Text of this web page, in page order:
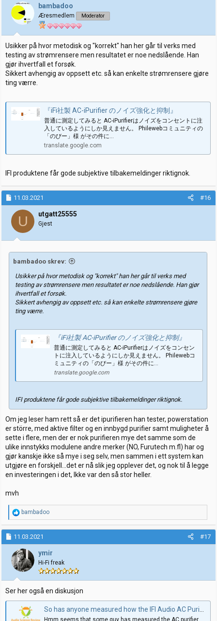
bambadoo
Æresmedlem Moderator
Usikker på hvor metodisk og "korrekt" han her går til verks med
testing av strømrensere men resultatet er noe nedslående. Han
gjør ihvertfall et forsøk.
Sikkert avhengig av oppsett etc. så kan enkelte strømrensere gjøre
ting værre.
『iFi社製 AC-iPurifier のノイズ強化と抑制』
普通に測定してみると AC-iPurifierはノイズをコンセントに注
入しているようにしか見えません。 Philewebコミュニティの
「のびー」様 がその件に…
translate.google.com
IFI produktene får gode subjektive tilbakemeldinger riktignok.
11.03.2021 #16
U utgatt25555
Gjest
bambadoo skrev:
Usikker på hvor metodisk og "korrekt" han her går til verks med
testing av strømrensere men resultatet er noe nedslående. Han gjør
ihvertfall et forsøk.
Sikkert avhengig av oppsett etc. så kan enkelte strømrensere gjøre
ting værre.
『iFi社製 AC-iPurifier のノイズ強化と抑制』
普通に測定してみると AC-iPurifierはノイズをコンセン
トに注入しているようにしか見えません。 Philewebコ
ミュニティの「のびー」様 がその件に…
translate.google.com
IFI produktene får gode subjektive tilbakemeldinger riktignok.
Om jeg leser ham rett så er det ipurifieren han tester, powerstation
er större, med aktive filter og en innbygd purifier samt muligheter å
sette i flere, men der er nok purifieren mye det samme som de
ulike innstykks modulene andre merker (NO, Furutech m.fl) har og
gjør kanskje ikke så mye i seg selv, men sammen i ett system kan
utgjøre en forskjell...det er nå slik jeg opplever det, og nok til å legge
en investeringen i det, Ikke var den så stor heller.
mvh
R
e
a
k
j
o
n
e
r
:
bambadoo
11.03.2021 #17
ymir
Hi-Fi freak
Ser her også en diskusjon
So has anyone measured how the IFI Audio AC Purifier is supposed to work?
Hmm seems that some guy has measured the AC purifier